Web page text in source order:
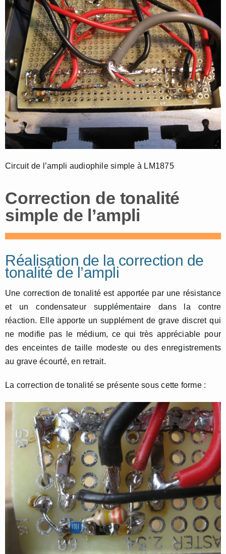
Circuit de l’ampli audiophile simple à LM1875
Correction de tonalité
simple de l’ampli
Réalisation de la correction de
tonalité de l’ampli
Une correction de tonalité est apportée par une résistance
et un condensateur supplémentaire dans la contre
réaction. Elle apporte un supplément de grave discret qui
ne modifie pas le médium, ce qui très appréciable pour
des enceintes de taille modeste ou des enregistrements
au grave écourté, en retrait.
La correction de tonalité se présente sous cette forme :